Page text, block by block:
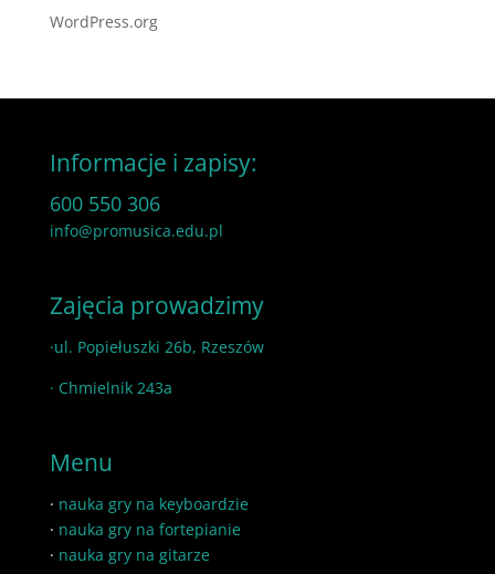
WordPress.org
Informacje i zapisy:
600 550 306
info@promusica.edu.pl
Zajęcia prowadzimy
·ul. Popiełuszki 26b, Rzeszów
· Chmielnik 243a
Menu
· nauka gry na keyboardzie
· nauka gry na fortepianie
· nauka gry na gitarze